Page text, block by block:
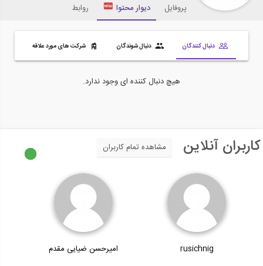
پروفایل
دیوار محتوا روابط
دنبال کنندگان دنبال شوندگان شرکت های مورد علاقه
هیچ دنبال کننده ای وجود ندارد.
کاربران آنلاین مشاهده تمام کاربران
rusichnig امیرحسن ضیایی مقدم